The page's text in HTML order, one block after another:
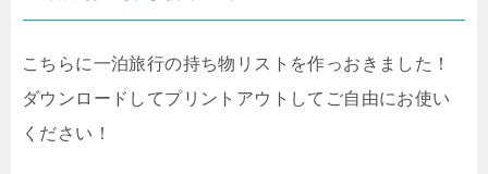
こちらに一泊旅行の持ち物リストを作っおきました！
ダウンロードしてプリントアウトしてご自由にお使い
ください！